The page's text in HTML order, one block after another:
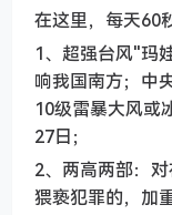
在这里，每天60
1、超强台风"玛
响我国南方；中
10级雷暴大风或
27日；
2、两高两部：
猥亵犯罪的，加